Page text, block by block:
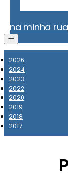
na minha rua
2026
2024
2023
2022
2020
2019
2018
2017